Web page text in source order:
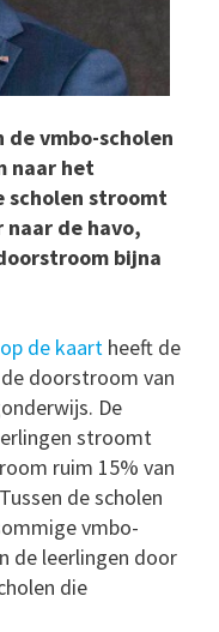
vmbo-scholen
naar het
scholen stroomt
de havo,
bijna
de kaart heeft de
doorstroom van
De
stroomt
ruim 15% van
de scholen
vmbo-
de leerlingen door
die